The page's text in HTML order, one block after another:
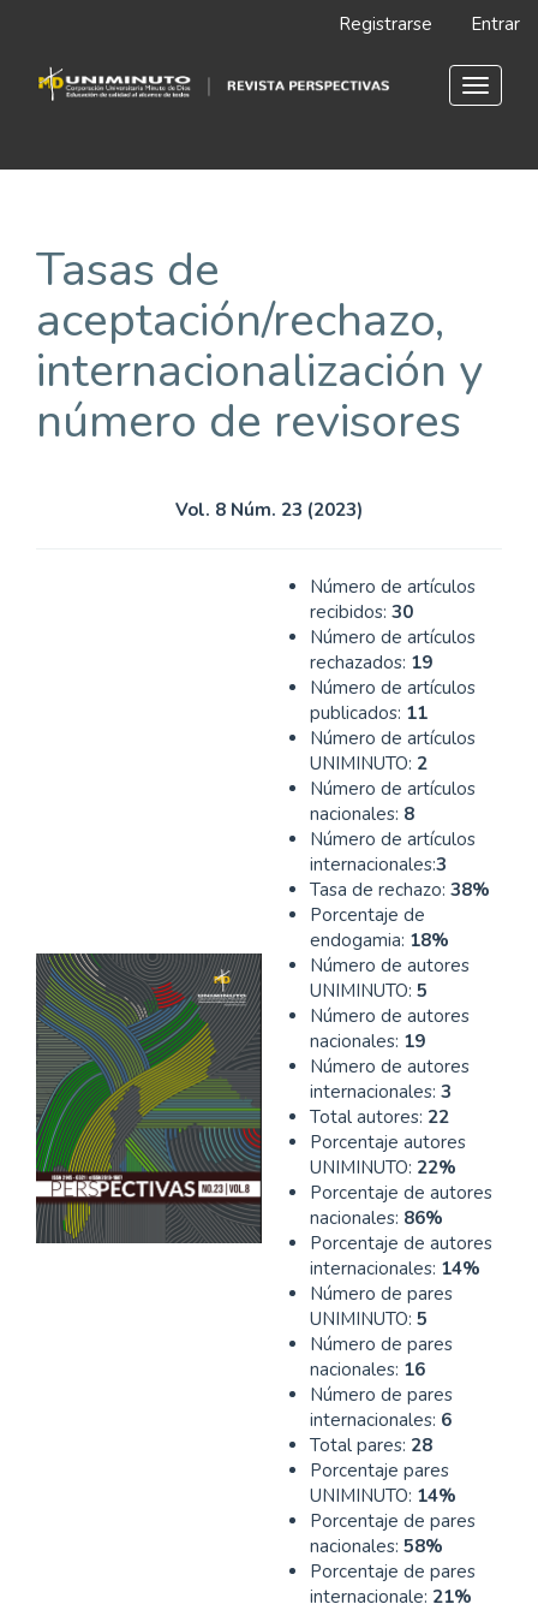
Contenido
principal
Registrarse Entrar
Toggle
Tasas de
aceptación/rechazo,
internacionalización y
número de revisores
Vol. 8 Núm. 23 (2023)
Número de artículos
recibidos: 30
Número de artículos
rechazados: 19
Número de artículos
publicados: 11
Número de artículos
UNIMINUTO: 2
Número de artículos
nacionales: 8
Número de artículos
internacionales:3
Tasa de rechazo: 38%
Porcentaje de
endogamia: 18%
Número de autores
UNIMINUTO: 5
Número de autores
nacionales: 19
Número de autores
internacionales: 3
Total autores: 22
Porcentaje autores
UNIMINUTO: 22%
Porcentaje de autores
nacionales: 86%
Porcentaje de autores
internacionales: 14%
Número de pares
UNIMINUTO: 5
Número de pares
nacionales: 16
Número de pares
internacionales: 6
Total pares: 28
Porcentaje pares
UNIMINUTO: 14%
Porcentaje de pares
nacionales: 58%
Porcentaje de pares
internacionale: 21%